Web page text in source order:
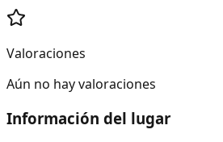
Valoraciones
Aún no hay valoraciones
Información del lugar